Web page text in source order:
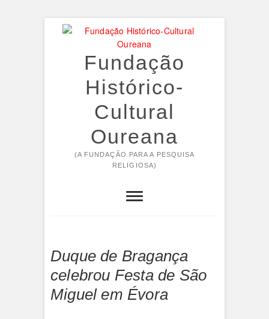
Fundação
Histórico-
Cultural
Oureana
(A FUNDAÇÃO PARA A PESQUISA
RELIGIOSA)
Duque de Bragança
celebrou Festa de São
Miguel em Évora